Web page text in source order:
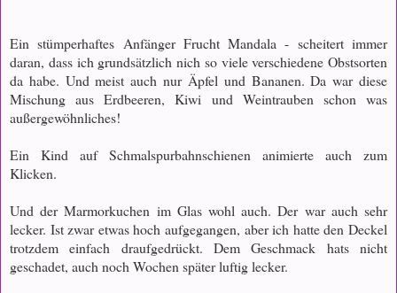
Ein stümperhaftes Anfänger Frucht Mandala - scheitert immer
daran, dass ich grundsätzlich nich so viele verschiedene Obstsorten
da habe. Und meist auch nur Äpfel und Bananen. Da war diese
Mischung aus Erdbeeren, Kiwi und Weintrauben schon was
außergewöhnliches!
Ein Kind auf Schmalspurbahnschienen animierte auch zum
Klicken.
Und der Marmorkuchen im Glas wohl auch. Der war auch sehr
lecker. Ist zwar etwas hoch aufgegangen, aber ich hatte den Deckel
trotzdem einfach draufgedrückt. Dem Geschmack hats nicht
geschadet, auch nochWochen späterluftig lecker.